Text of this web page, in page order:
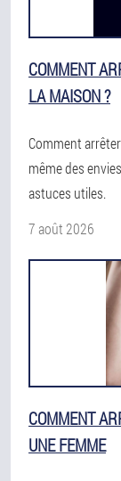
COMMENT
LA MAISON ?
Comment
même des
astuces utiles.
7 août 2026
COMMENT
UNE FEMME